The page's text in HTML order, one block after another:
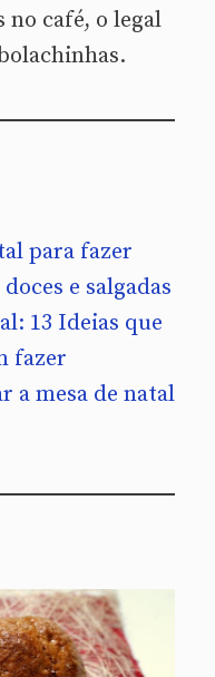
café, o legal
para fazer
e salgadas
13 Ideias que
fazer
a mesa de natal